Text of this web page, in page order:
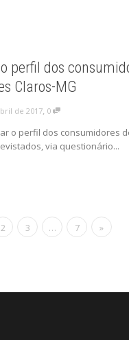
perfil dos
Claros-MG
de 2017, 0
o perfil dos consumidores
via questionário...
2 3 … 7 »